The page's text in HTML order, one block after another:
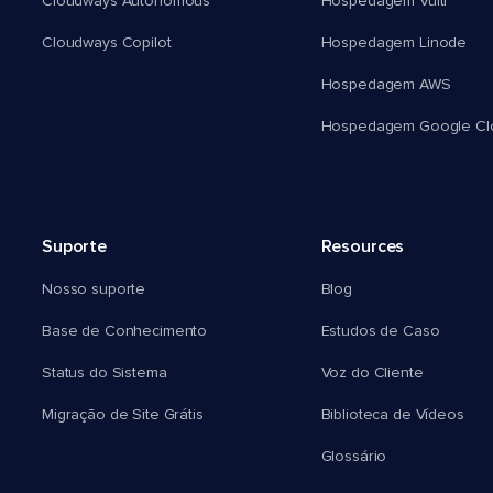
Cloudways Copilot Hospedagem Linode
Hospedagem AWS
Hospedagem Google
Suporte
Nosso suporte
Base de Conhecimento
Status do Sistema
Migração de Site Grátis
Resources
Blog
Estudos de Caso
Voz do Cliente
Biblioteca de Vídeos
Glossário